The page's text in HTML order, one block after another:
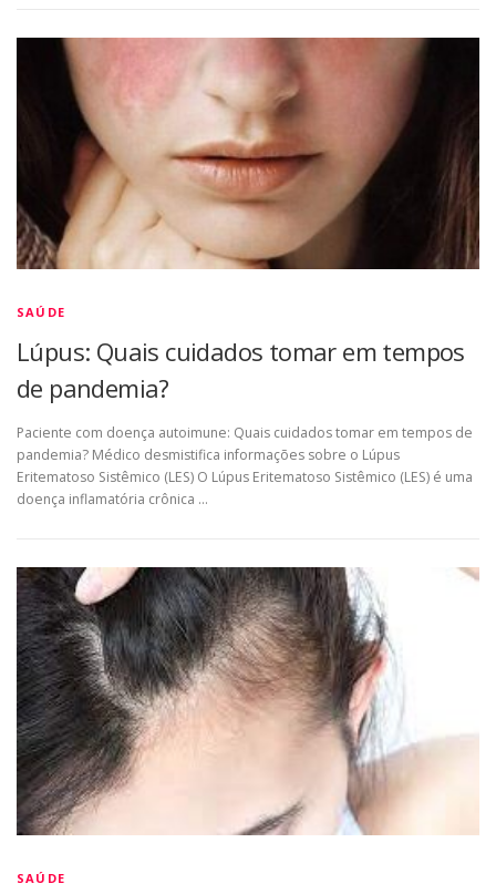
SAÚDE
Lúpus: Quais cuidados tomar em tempos
de pandemia?
Paciente com doença autoimune: Quais cuidados tomar em tempos de
pandemia? Médico desmistifica informações sobre o Lúpus
Eritematoso Sistêmico (LES) O Lúpus Eritematoso Sistêmico (LES) é uma
doença inflamatória crônica …
SAÚDE